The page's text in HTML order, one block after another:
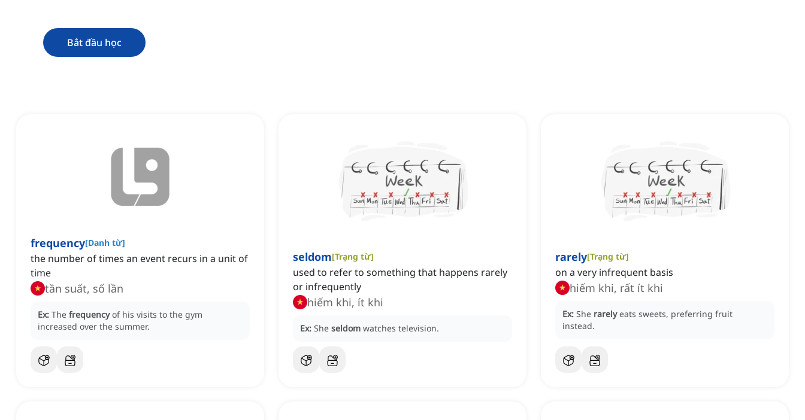
Bắt đầu học
frequency[Danh từ]
the number of times an event recurs in a unit of
time
tần suất, số lần
Ex: The frequency of his visits to the gym
increased over the summer.
seldom[Trạng từ]
used to refer to something that happens rarely
or infrequently
hiếm khi, ít khi
Ex: She seldom watches television.
rarely[Trạng từ]
on a very infrequent basis
hiếm khi, rất ít khi
Ex: She rarely eats sweets, preferring fruit
instead.